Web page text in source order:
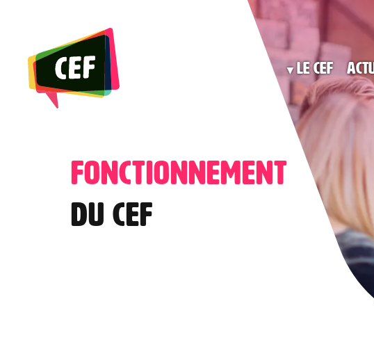
content
Le CEF
Fonctionnement
Du CEF